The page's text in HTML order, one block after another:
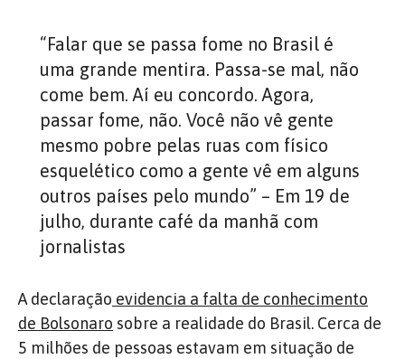
“Falar que se passa fome no Brasil é
uma grande mentira. Passa-se mal, não
come bem. Aí eu concordo. Agora,
passar fome, não. Você não vê gente
mesmo pobre pelas ruas com físico
esquelético como a gente vê em alguns
outros países pelo mundo” – Em 19 de
julho, durante café da manhã com
jornalistas
A declaração evidencia a falta de conhecimento
de Bolsonaro sobre a realidade do Brasil. Cerca de
5 milhões de pessoas estavam em situação de